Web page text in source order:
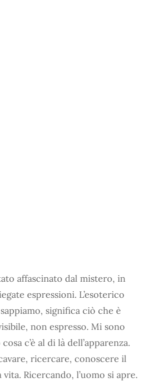
affascinato dal mistero, in
espressioni. L’esoterico
significa ciò che è
non espresso. Mi sono
c’è al di là dell’apparenza.
ricercare, conoscere il
Ricercando, l’uomo si apre.